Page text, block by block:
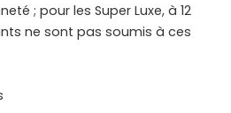
; pour les Super Luxe, à 12
ne sont pas soumis à ces